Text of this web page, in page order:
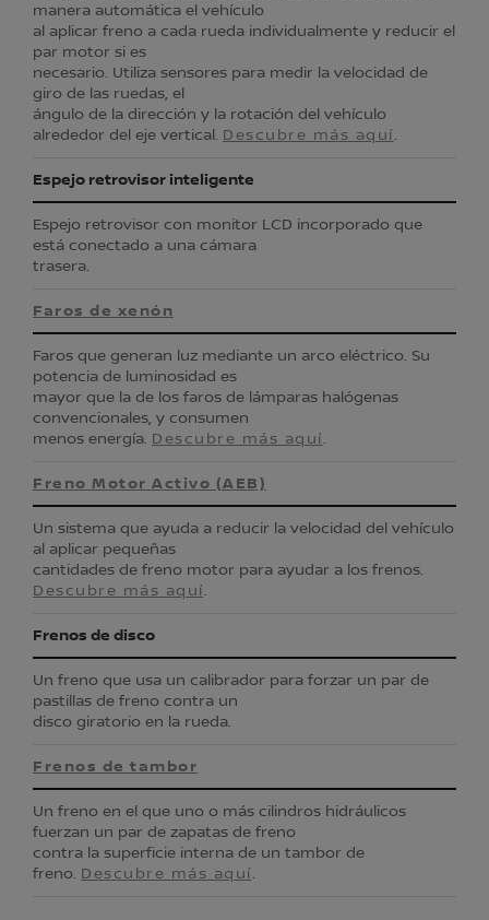
manera automática el vehículo
al aplicar freno a cada rueda individualmente y reducir el
par motor si es
necesario. Utiliza sensores para medir la velocidad de
giro de las ruedas, el
ángulo de la dirección y la rotación del vehículo
alrededor del eje vertical. Descubre más aquí.
Espejo retrovisor inteligente
Espejo retrovisor con monitor LCD incorporado que
está conectado a una cámara
trasera.
Faros de xenón
Faros que generan luz mediante un arco eléctrico. Su
potencia de luminosidad es
mayor que la de los faros de lámparas halógenas
convencionales, y consumen
menos energía. Descubre más aquí.
Freno Motor Activo (AEB)
Un sistema que ayuda a reducir la velocidad del vehículo
al aplicar pequeñas
cantidades de freno motor para ayudar a los frenos.
Descubre más aquí.
Frenos de disco
Un freno que usa un calibrador para forzar un par de
pastillas de freno contra un
disco giratorio en la rueda.
Frenos de tambor
Un freno en el que uno o más cilindros hidráulicos
fuerzan un par de zapatas de freno
contra la superficie interna de un tambor de
freno. Descubre más aquí.